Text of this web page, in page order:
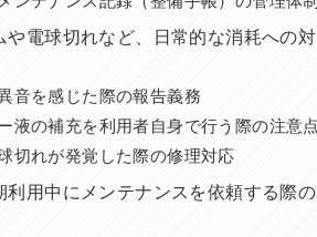
や電球切れなど、日常的な消耗への対
音を感じた際の報告義務
液の補充を利用者自身で行う際の注意
切れが発覚した際の修理対応
利用中にメンテナンスを依頼する際の